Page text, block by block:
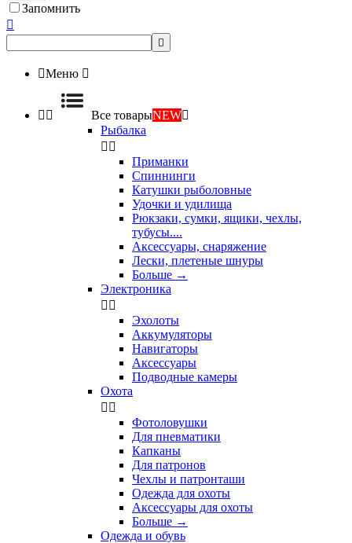
Запомнить


Меню 
  Все товарыNEW
Рыбалка
 
Приманки
Спиннинги
Катушки рыболовные
Удочки и удилища
Рюкзаки, сумки, ящики, чехлы,
тубусы....
Аксессуары, снаряжение
Лески, плетеные шнуры
Больше →
Электроника
 
Эхолоты
Аккумуляторы
Навигаторы
Аксессуары
Подводные камеры
Охота
 
Фотоловушки
Для пневматики
Капканы
Для патронов
Чехлы и патронташи
Одежда для охоты
Аксессуары для охоты
Больше →
Одежда и обувь